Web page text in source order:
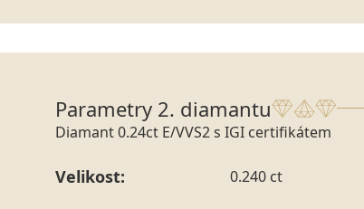
Parametry 2. diamantu
Diamant 0.24ct E/VVS2 s IGI certifikátem
Velikost: 0.240 ct